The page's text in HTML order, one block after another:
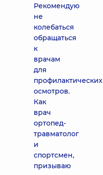
Рекомендую
не
колебаться
обращаться
к
врачам
для
профилактических
осмотров.
Как
врач
ортопед-
травматолог
и
спортсмен,
призываю